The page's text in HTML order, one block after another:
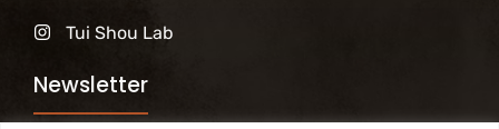
Tui Shou Lab
Newsletter